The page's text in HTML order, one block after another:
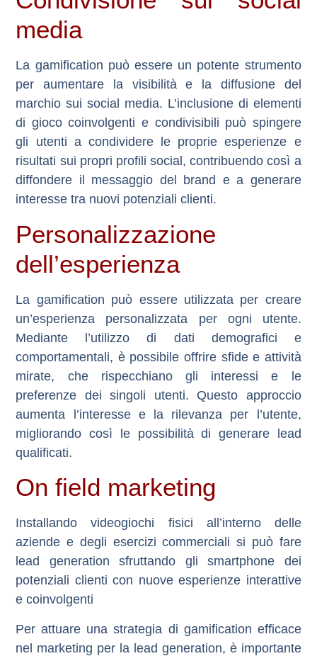
media
La gamification può essere un potente strumento
per aumentare la visibilità e la diffusione del
marchio sui social media. L’inclusione di elementi
di gioco coinvolgenti e condivisibili può spingere
gli utenti a condividere le proprie esperienze e
risultati sui propri profili social, contribuendo così a
diffondere il messaggio del brand e a generare
interesse tra nuovi potenziali clienti.
Personalizzazione
dell’esperienza
La gamification può essere utilizzata per creare
un’esperienza personalizzata per ogni utente.
Mediante l’utilizzo di dati demografici e
comportamentali, è possibile offrire sfide e attività
mirate, che rispecchiano gli interessi e le
preferenze dei singoli utenti. Questo approccio
aumenta l’interesse e la rilevanza per l’utente,
migliorando così le possibilità di generare lead
qualificati.
On field marketing
Installando videogiochi fisici all’interno delle
aziende e degli esercizi commerciali si può fare
lead generation sfruttando gli smartphone dei
potenziali clienti con nuove esperienze interattive
e coinvolgenti
Per attuare una strategia di gamification efficace
nel marketing per la lead generation, è importante